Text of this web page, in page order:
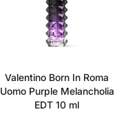
Valentino Born In Roma
Uomo Purple Melancholia
EDT 10 ml